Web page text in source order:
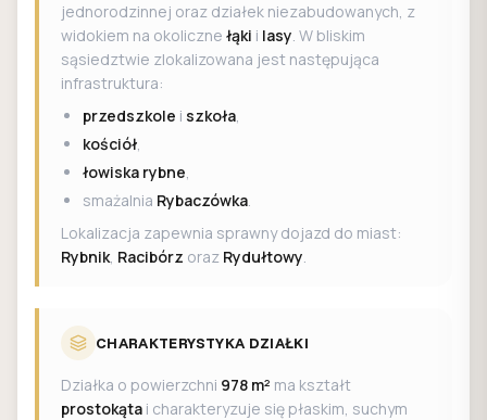
jednorodzinnej oraz działek niezabudowanych, z
widokiem na okoliczne łąki i lasy. W bliskim
sąsiedztwie zlokalizowana jest następująca
infrastruktura:
przedszkole i szkoła,
kościół,
łowiska rybne,
smażalnia Rybaczówka.
Lokalizacja zapewnia sprawny dojazd do miast:
Rybnik, Racibórz oraz Rydułtowy.
CHARAKTERYSTYKA DZIAŁKI
Działka o powierzchni 978 m² ma kształt
prostokąta i charakteryzuje się płaskim, suchym